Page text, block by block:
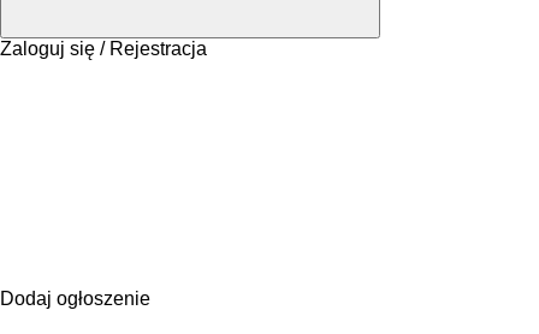
Zaloguj się / Rejestracja
Dodaj ogłoszenie